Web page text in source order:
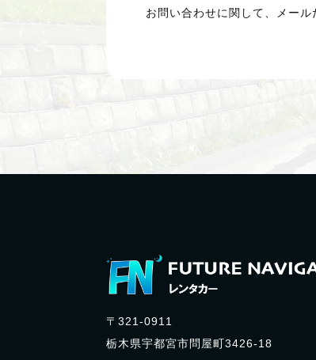
お問い合わせに関して、メー
〒321-0911
栃木県宇都宮市問屋町3426-18